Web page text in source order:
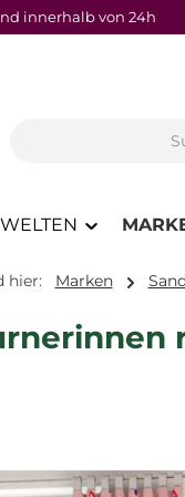
innerhalb von 24h
hier: Marken